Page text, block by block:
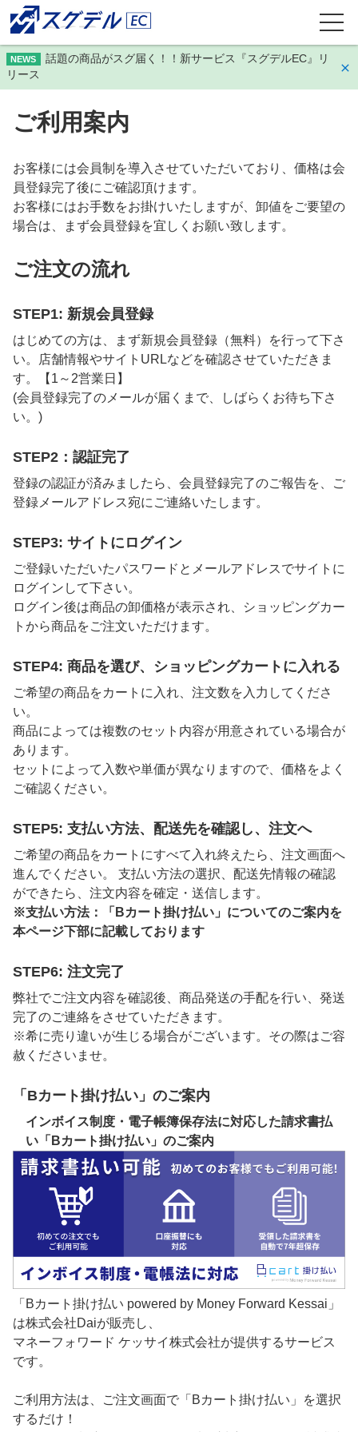
NEWS
話題の商品がスグ届く！！新サービス『スグデルEC』リ
リース
ご利用案内
お客様には会員制を導入させていただいており、価格は会
員登録完了後にご確認頂けます。
お客様にはお手数をお掛けいたしますが、卸値をご要望の
場合は、まず会員登録を宜しくお願い致します。
ご注文の流れ
STEP1: 新規会員登録
はじめての方は、まず新規会員登録（無料）を行って下さ
い。店舗情報やサイトURLなどを確認させていただきま
す。【1～2営業日】
(会員登録完了のメールが届くまで、しばらくお待ち下さ
い。)
STEP2：認証完了
登録の認証が済みましたら、会員登録完了のご報告を、ご
登録メールアドレス宛にご連絡いたします。
STEP3: サイトにログイン
ご登録いただいたパスワードとメールアドレスでサイトに
ログインして下さい。
ログイン後は商品の卸価格が表示され、ショッピングカー
トから商品をご注文いただけます。
STEP4: 商品を選び、ショッピングカートに入れる
ご希望の商品をカートに入れ、注文数を入力してくださ
い。
商品によっては複数のセット内容が用意されている場合が
あります。
セットによって入数や単価が異なりますので、価格をよく
ご確認ください。
STEP5: 支払い方法、配送先を確認し、注文へ
ご希望の商品をカートにすべて入れ終えたら、注文画面へ
進んでください。 支払い方法の選択、配送先情報の確認
ができたら、注文内容を確定・送信します。
※支払い方法：「Bカート掛け払い」についてのご案内を
本ページ下部に記載しております
STEP6: 注文完了
弊社でご注文内容を確認後、商品発送の手配を行い、発送
完了のご連絡をさせていただきます。
※希に売り違いが生じる場合がございます。その際はご容
赦くださいませ。
「Bカート掛け払い」のご案内
インボイス制度・電子帳簿保存法に対応した請求書払
い「Bカート掛け払い」のご案内
「Bカート掛け払い powered by Money Forward Kessai」
は株式会社Daiが販売し、
マネーフォワード ケッサイ株式会社が提供するサービス
です。
ご利用方法は、ご注文画面で「Bカート掛け払い」を選択
するだけ！